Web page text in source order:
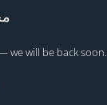
we will be back soon.